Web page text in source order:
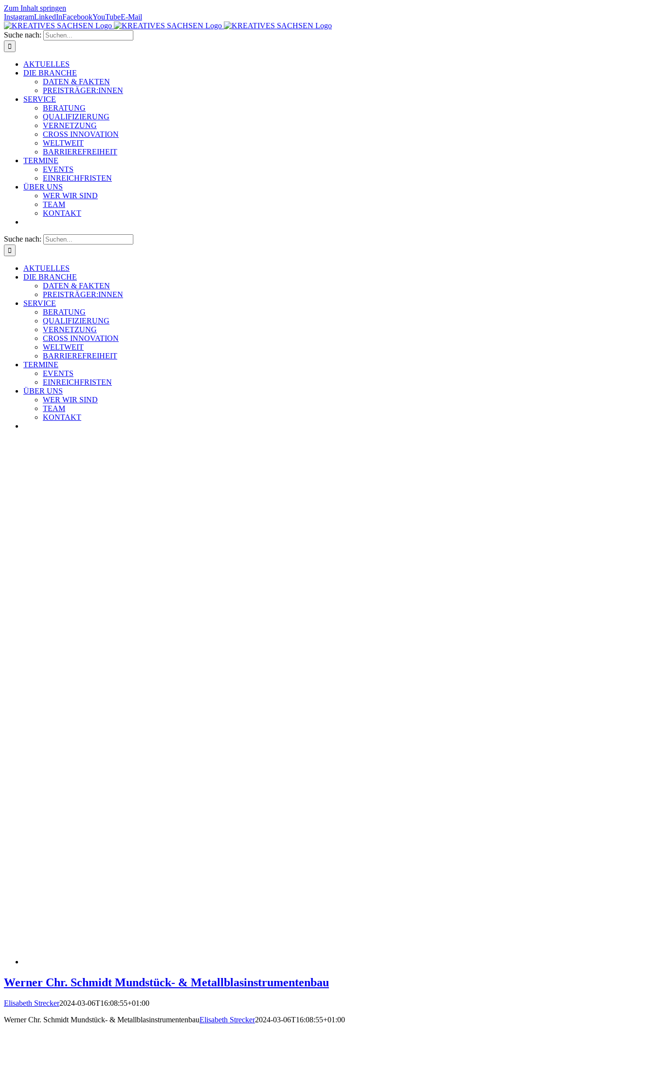
Zum Inhalt springen
InstagramLinkedInFacebookYouTubeE-Mail
Suche nach:
AKTUELLES
DIE BRANCHE
DATEN & FAKTEN
PREISTRÄGER:INNEN
SERVICE
BERATUNG
QUALIFIZIERUNG
VERNETZUNG
CROSS INNOVATION
WELTWEIT
BARRIEREFREIHEIT
TERMINE
EVENTS
EINREICHFRISTEN
ÜBER UNS
WER WIR SIND
TEAM
KONTAKT
Suche nach:
AKTUELLES
DIE BRANCHE
DATEN & FAKTEN
PREISTRÄGER:INNEN
SERVICE
BERATUNG
QUALIFIZIERUNG
VERNETZUNG
CROSS INNOVATION
WELTWEIT
BARRIEREFREIHEIT
TERMINE
EVENTS
EINREICHFRISTEN
ÜBER UNS
WER WIR SIND
TEAM
KONTAKT
Werner Chr. Schmidt Mundstück- & Metallblasinstrumentenbau
Elisabeth Strecker2024-03-06T16:08:55+01:00
Werner Chr. Schmidt Mundstück- & MetallblasinstrumentenbauElisabeth Strecker2024-03-06T16:08:55+01:00